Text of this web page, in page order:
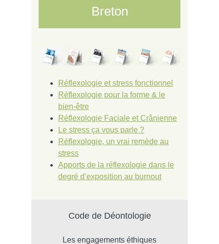
Breton
Réflexologie et stress fonctionnel
Réflexologie pour la forme & le
bien-être
Réflexologie Faciale et Crânienne
Le stress ça vous parle ?
Réflexologie, un vrai remède au
stress
Apports de la réflexologie dans le
degré d’exposition au burnout
Code de Déontologie
Les engagements éthiques